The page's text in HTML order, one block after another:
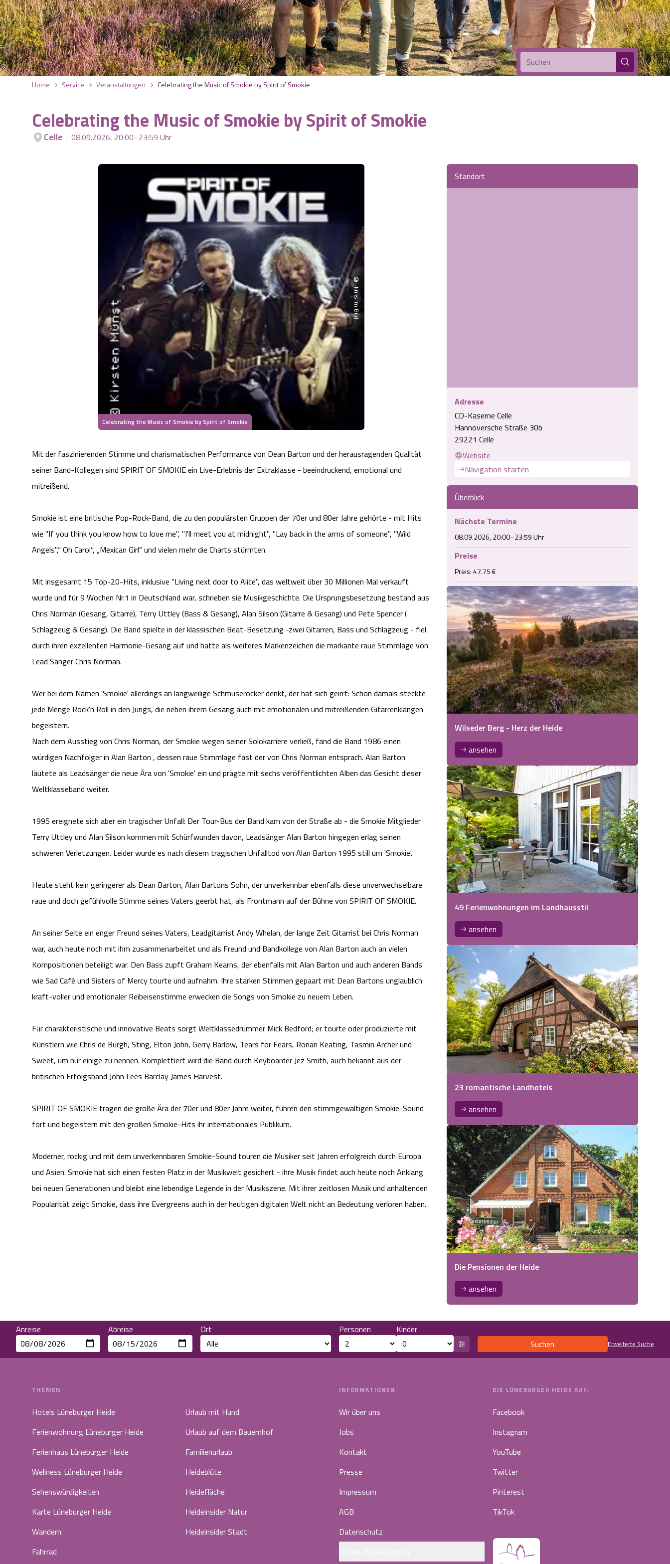
Suchen
Home Service Veranstaltungen Celebrating the Music of Smokie by Spirit of Smokie
Celebrating the Music of Smokie by Spirit of Smokie
Celle 08.09.2026, 20:00–23:59 Uhr
Celebrating the Music of Smokie by Spirit of Smokie
©
links im Bild
Mit der faszinierenden Stimme und charismatischen Performance von Dean Barton und der herausragenden Qualität
seiner Band-Kollegen sind SPIRIT OF SMOKIE ein Live-Erlebnis der Extraklasse - beeindruckend, emotional und
mitreißend.
Smokie ist eine britische Pop-Rock-Band, die zu den populärsten Gruppen der 70er und 80er Jahre gehörte - mit Hits
wie "If you think you know how to love me", "I'll meet you at midnight", "Lay back in the arms of someone", "Wild
Angels",“ Oh Carol“, „Mexican Girl“ und vielen mehr die Charts stürmten.
Mit insgesamt 15 Top-20-Hits, inklusive "Living next door to Alice", das weltweit über 30 Millionen Mal verkauft
wurde und für 9 Wochen Nr.1 in Deutschland war, schrieben sie Musikgeschichte. Die Ursprungsbesetzung bestand aus
Chris Norman (Gesang, Gitarre), Terry Uttley (Bass & Gesang), Alan Silson (Gitarre & Gesang) und Pete Spencer (
Schlagzeug & Gesang). Die Band spielte in der klassischen Beat-Besetzung -zwei Gitarren, Bass und Schlagzeug - fiel
durch ihren exzellenten Harmonie-Gesang auf und hatte als weiteres Markenzeichen die markante raue Stimmlage von
Lead Sänger Chris Norman.
Wer bei dem Namen 'Smokie' allerdings an langweilige Schmuserocker denkt, der hat sich geirrt: Schon damals steckte
jede Menge Rock'n Roll in den Jungs, die neben ihrem Gesang auch mit emotionalen und mitreißenden Gitarrenklängen
begeistern.
Nach dem Ausstieg von Chris Norman, der Smokie wegen seiner Solokarriere verließ, fand die Band 1986 einen
würdigen Nachfolger in Alan Barton , dessen raue Stimmlage fast der von Chris Norman entsprach. Alan Barton
läutete als Leadsänger die neue Ära von 'Smokie' ein und prägte mit sechs veröffentlichten Alben das Gesicht dieser
Weltklasseband weiter.
1995 ereignete sich aber ein tragischer Unfall: Der Tour-Bus der Band kam von der Straße ab - die Smokie Mitglieder
Terry Uttley und Alan Silson kommen mit Schürfwunden davon, Leadsänger Alan Barton hingegen erlag seinen
schweren Verletzungen. Leider wurde es nach diesem tragischen Unfalltod von Alan Barton 1995 still um 'Smokie'.
Heute steht kein geringerer als Dean Barton, Alan Bartons Sohn, der unverkennbar ebenfalls diese unverwechselbare
raue und doch gefühlvolle Stimme seines Vaters geerbt hat, als Frontmann auf der Bühne von SPIRIT OF SMOKIE.
An seiner Seite ein enger Freund seines Vaters, Leadgitarrist Andy Whelan, der lange Zeit Gitarrist bei Chris Norman
war, auch heute noch mit ihm zusammenarbeitet und als Freund und Bandkollege von Alan Barton auch an vielen
Kompositionen beteiligt war. Den Bass zupft Graham Kearns, der ebenfalls mit Alan Barton und auch anderen Bands
wie Sad Café und Sisters of Mercy tourte und aufnahm. Ihre starken Stimmen gepaart mit Dean Bartons unglaublich
kraft-voller und emotionaler Reibeisenstimme erwecken die Songs von Smokie zu neuem Leben.
Für charakteristische und innovative Beats sorgt Weltklassedrummer Mick Bedford; er tourte oder produzierte mit
Künstlern wie Chris de Burgh, Sting, Elton John, Gerry Barlow, Tears for Fears, Ronan Keating, Tasmin Archer und
Sweet, um nur einige zu nennen. Komplettiert wird die Band durch Keyboarder Jez Smith, auch bekannt aus der
britischen Erfolgsband John Lees Barclay James Harvest.
SPIRIT OF SMOKIE tragen die große Ära der 70er und 80er Jahre weiter, führen den stimmgewaltigen Smokie-Sound
fort und begeistern mit den großen Smokie-Hits ihr internationales Publikum.
Moderner, rockig und mit dem unverkennbaren Smokie-Sound touren die Musiker seit Jahren erfolgreich durch Europa
und Asien. Smokie hat sich einen festen Platz in der Musikwelt gesichert - ihre Musik findet auch heute noch Anklang
bei neuen Generationen und bleibt eine lebendige Legende in der Musikszene. Mit ihrer zeitlosen Musik und anhaltenden
Popularität zeigt Smokie, dass ihre Evergreens auch in der heutigen digitalen Welt nicht an Bedeutung verloren haben.
Standort
Adresse
CD-Kaserne Celle
Hannoversche Straße 30b
29221 Celle
Website
Navigation starten
Überblick
Nächste Termine
08.09.2026, 20:00–23:59 Uhr
Preise
Preis: 47.75 €
Wilseder Berg - Herz der Heide
ansehen
49 Ferienwohnungen im Landhausstil
ansehen
23 romantische Landhotels
ansehen
Die Pensionen der Heide
ansehen
Anreise Abreise Ort Personen
Kinder
Suchen
Erweiterte Suche
THEMEN
Hotels Lüneburger Heide
Ferienwohnung Lüneburger Heide
Ferienhaus Lüneburger Heide
Wellness Lüneburger Heide
Sehenswürdigkeiten
Karte Lüneburger Heide
Wandern
Fahrrad
Urlaub mit Hund
Urlaub auf dem Bauernhof
Familienurlaub
Heideblüte
Heidefläche
Heideinsider Natur
Heideinsider Stadt
INFORMATIONEN
Wir über uns
Jobs
Kontakt
Presse
Impressum
AGB
Datenschutz
DIE LÜNEBURGER HEIDE AUF:
Facebook
Instagram
YouTube
Twitter
Pinterest
TikTok